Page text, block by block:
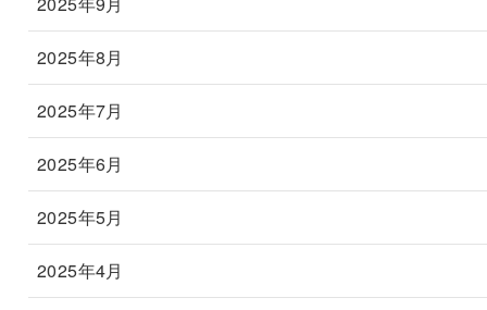
2025年8月
2025年7月
2025年6月
2025年5月
2025年4月